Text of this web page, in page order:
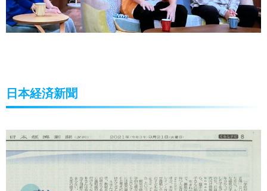
日本経済新聞